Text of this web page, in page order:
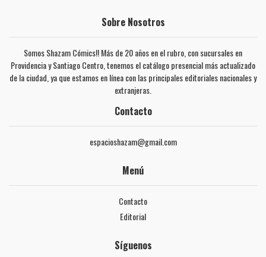
Sobre Nosotros
Somos Shazam Cómics!! Más de 20 años en el rubro, con sucursales en
Providencia y Santiago Centro, tenemos el catálogo presencial más actualizado
de la ciudad, ya que estamos en línea con las principales editoriales nacionales y
extranjeras.
Contacto
espacioshazam@gmail.com
Menú
Contacto
Editorial
Síguenos